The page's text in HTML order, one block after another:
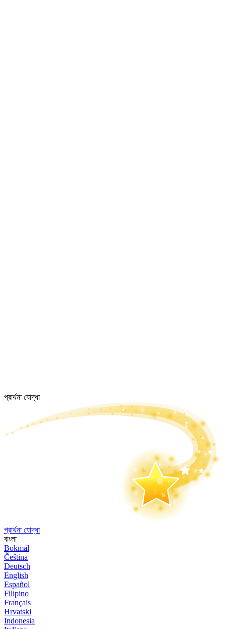
প্রার্থনা যোদ্ধা
প্রার্থনা যোদ্ধা
বাংলা
Bokmål
Čeština
Deutsch
English
Español
Filipino
Français
Hrvatski
Indonesia